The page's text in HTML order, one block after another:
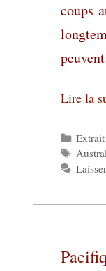
coups
Lire la